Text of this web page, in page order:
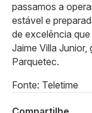
passamos a
estável e
de excelência
Jaime Villa
Parquetec.
Fonte: Teletime